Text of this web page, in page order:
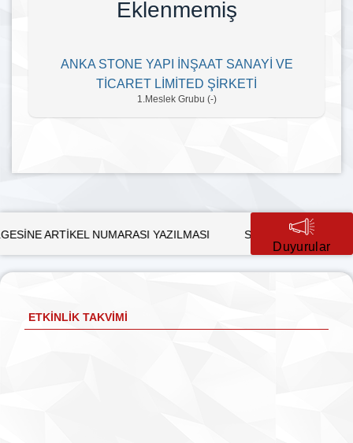
Eklenmemiş
ANKA STONE YAPI İNŞAAT SANAYİ VE
TİCARET LİMİTED ŞİRKETİ
1.Meslek Grubu (-)
NUMARASI YAZILMASI SÜRDÜRÜLEBİLİR
Duyurular
ETKINLIK TAKVIMI